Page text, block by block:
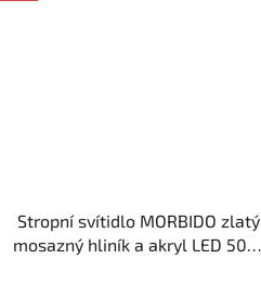
Stropní svítidlo MORBIDO zlatý
mosazný hliník a akryl LED 50W